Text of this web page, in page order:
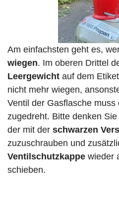
Am einfachsten geht es,
wiegen. Im oberen Drittel
Leergewicht auf dem
nicht mehr wiegen,
Ventil der Gasflasche
zugedreht. Bitte denken
der mit der schwarzen
zuzuschrauben und
Ventilschutzkappe wieder
schieben.